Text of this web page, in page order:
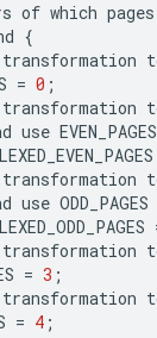
of which pages
{
transformation
= 0 ;
transformation
use EVEN_PAGES
transformation
use ODD_PAGES
transformation
= 3 ;
transformation
= 4 ;